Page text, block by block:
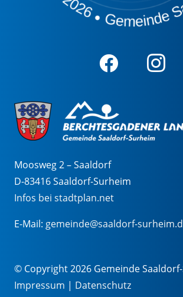
Moosweg 2 – Saaldorf
D-83416 Saaldorf-Surheim
Infos bei stadtplan.net
E-Mail: gemeinde@saaldorf-
© Copyright 2026 Gemeinde
Impressum | Datenschutz